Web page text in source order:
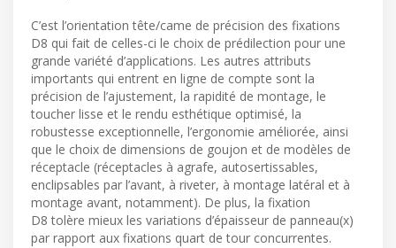
C’est l’orientation tête/came de précision des fixations
D8 qui fait de celles-ci le choix de prédilection pour une
grande variété d’applications. Les autres attributs
importants qui entrent en ligne de compte sont la
précision de l’ajustement, la rapidité de montage, le
toucher lisse et le rendu esthétique optimisé, la
robustesse exceptionnelle, l’ergonomie améliorée, ainsi
que le choix de dimensions de goujon et de modèles de
réceptacle (réceptacles à agrafe, autosertissables,
enclipsables par l’avant, à riveter, à montage latéral et à
montage avant, notamment). De plus, la fixation
D8 tolère mieux les variations d’épaisseur de panneau(x)
par rapport aux fixations quart de tour concurrentes.